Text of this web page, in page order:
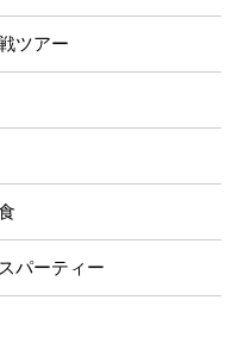
ツアー
パーティー